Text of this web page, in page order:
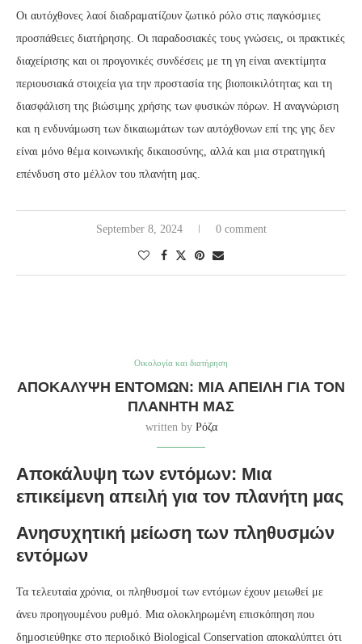
Οι αυτόχθονες λαοί διαδραματίζουν ζωτικό ρόλο στις παγκόσμιες
προσπάθειες διατήρησης. Οι παραδοσιακές τους γνώσεις, οι πρακτικές
διαχείρισης και οι προγονικές συνδέσεις με τη γη είναι ανεκτίμητα
περιουσιακά στοιχεία για την προστασία της βιοποικιλότητας και τη
διασφάλιση της βιώσιμης χρήσης των φυσικών πόρων. Η αναγνώριση
και η ενδυνάμωση των δικαιωμάτων των αυτόχθονων επί της γης δεν
είναι μόνο θέμα κοινωνικής δικαιοσύνης, αλλά και μια στρατηγική
επένδυση στο μέλλον του πλανήτη μας.
September 8, 2024 0 comment
Οικολογία και διατήρηση
ΑΠΟΚΆΛΥΨΗ ΕΝΤΌΜΩΝ: ΜΙΑ ΑΠΕΙΛΉ ΓΙΑ ΤΟΝ
ΠΛΑΝΉΤΗ ΜΑΣ
written by Ρόζα
Αποκάλυψη των εντόμων: Μια
επικείμενη απειλή για τον πλανήτη μας
Ανησυχητική μείωση των πληθυσμών
εντόμων
Τα τελευταία χρόνια, οι πληθυσμοί των εντόμων έχουν μειωθεί με
άνευ προηγουμένου ρυθμό. Μια ολοκληρωμένη επισκόπηση που
δημοσιεύθηκε στο περιοδικό Biological Conservation αποκαλύπτει ότι